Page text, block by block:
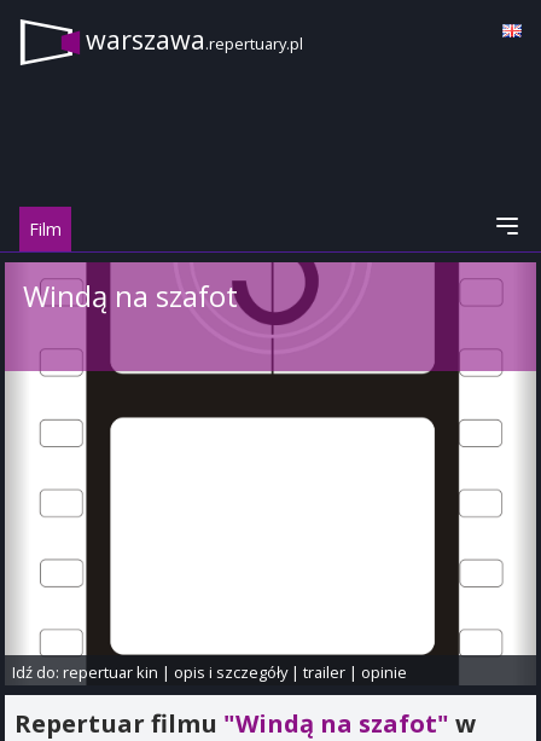
warszawa.repertuary.pl
Film
Windą na szafot
Idź do:repertuar kin |opis i szczegóły|trailer |opinie
Repertuar filmu "Windą na szafot" w